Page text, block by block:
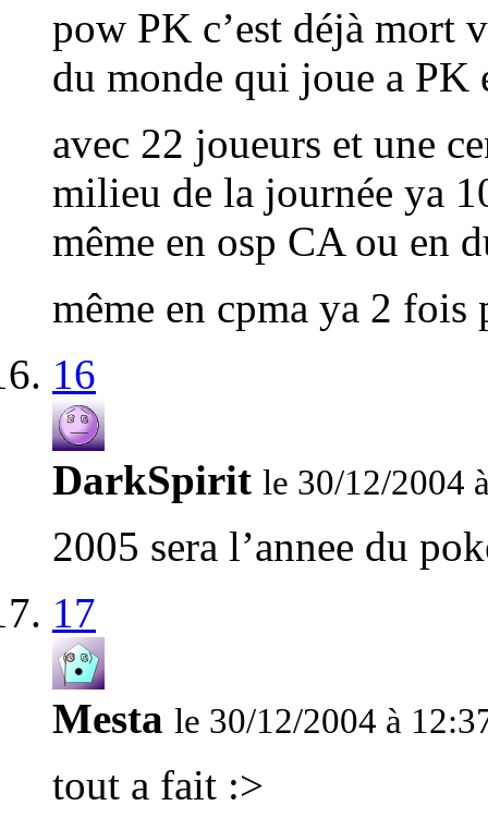
pow PK c’est déjà mort
du monde qui joue a PK
avec 22 joueurs et une
milieu de la journée ya
même en osp CA ou en
même en cpma ya 2
16
DarkSpirit le 30/12/2004
2005 sera l’annee du
17
Mesta le 30/12/2004 à
tout a fait :>